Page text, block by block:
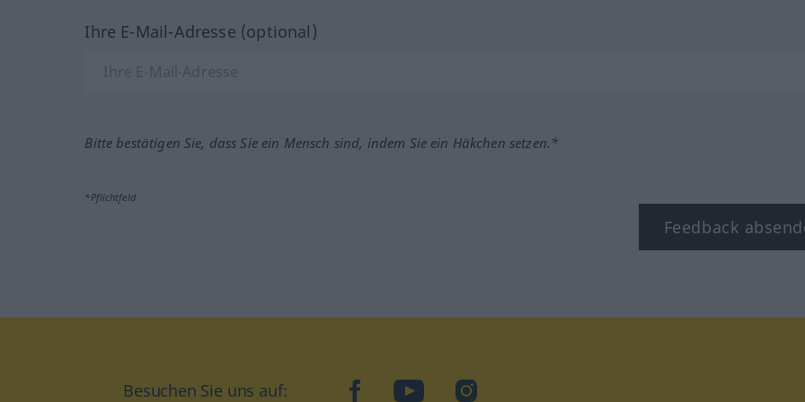
Ihre E-Mail-Adresse (optional)
Bitte bestätigen Sie, dass Sie ein Mensch sind, indem Sie ein Häkchen setzen.*
*Pflichtfeld
Feedback
Besuchen Sie uns auf: facebookYouTubeInstagram